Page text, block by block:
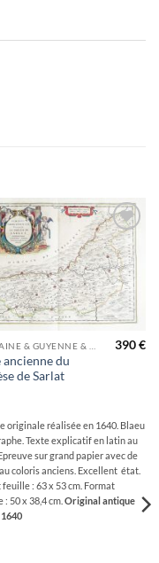
Ajouter
à la
wishlist
ancienne du
de Sarlat
390€
originale réalisée en 1640. Blaeu
Texte explicatif en latin au
sur grand papier avec de
coloris anciens. Excellent état.
feuille : 63 x 53 cm. Format
: 50 x 38,4 cm. Original antique